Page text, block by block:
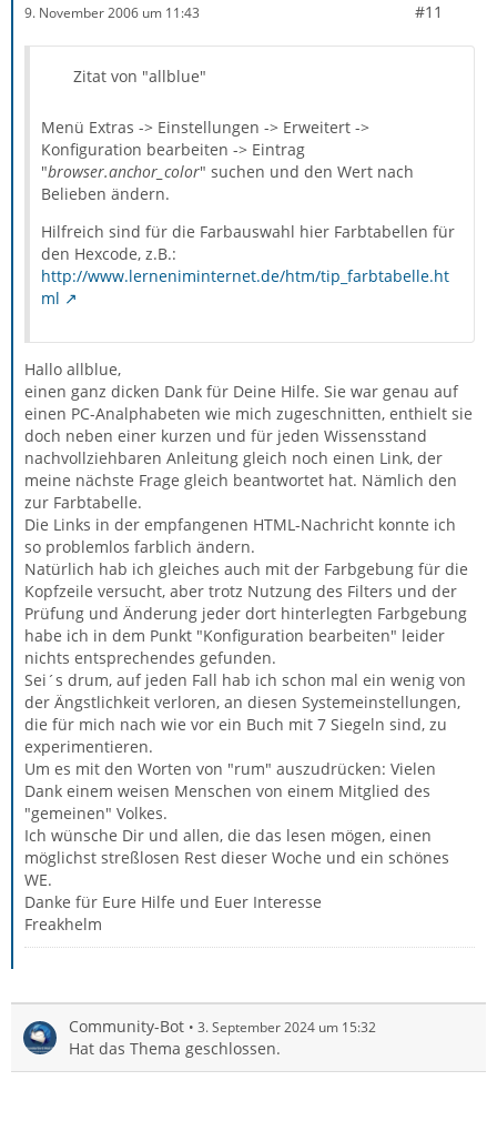
9. November 2006 um 11:43 #11
Zitat von "allblue"
Menü Extras -> Einstellungen -> Erweitert ->
Konfiguration bearbeiten -> Eintrag
"browser.anchor_color" suchen und den Wert nach
Belieben ändern.
Hilfreich sind für die Farbauswahl hier Farbtabellen für
den Hexcode, z.B.:
http://www.lerneniminternet.de/htm/tip_farbtabelle.ht
ml
Hallo allblue,
einen ganz dicken Dank für Deine Hilfe. Sie war genau auf
einen PC-Analphabeten wie mich zugeschnitten, enthielt sie
doch neben einer kurzen und für jeden Wissensstand
nachvollziehbaren Anleitung gleich noch einen Link, der
meine nächste Frage gleich beantwortet hat. Nämlich den
zur Farbtabelle.
Die Links in der empfangenen HTML-Nachricht konnte ich
so problemlos farblich ändern.
Natürlich hab ich gleiches auch mit der Farbgebung für die
Kopfzeile versucht, aber trotz Nutzung des Filters und der
Prüfung und Änderung jeder dort hinterlegten Farbgebung
habe ich in dem Punkt "Konfiguration bearbeiten" leider
nichts entsprechendes gefunden.
Sei´s drum, auf jeden Fall hab ich schon mal ein wenig von
der Ängstlichkeit verloren, an diesen Systemeinstellungen,
die für mich nach wie vor ein Buch mit 7 Siegeln sind, zu
experimentieren.
Um es mit den Worten von "rum" auszudrücken: Vielen
Dank einem weisen Menschen von einem Mitglied des
"gemeinen" Volkes.
Ich wünsche Dir und allen, die das lesen mögen, einen
möglichst streßlosen Rest dieser Woche und ein schönes
WE.
Danke für Eure Hilfe und Euer Interesse
Freakhelm
Community-Bot 3. September 2024 um 15:32
Hat das Thema geschlossen.